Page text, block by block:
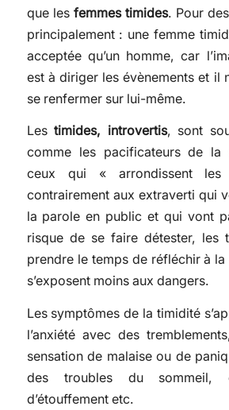
que les femmes timides. Pour
principalement : une femme
acceptée qu’un homme, car
est à diriger les évènements et il
se renfermer sur lui-même.
Lestimides, introvertis, sont
comme les pacificateurs de la
ceux qui « arrondissent
contrairement aux extraverti qui
la parole en public et qui vont
risque de se faire détester, les
prendre le temps de réfléchir à
s’exposent moins aux dangers.
Les symptômes de la timidité
l’anxiété avec des
sensation de malaise ou de
des troubles du sommeil,
d’étouffement etc.